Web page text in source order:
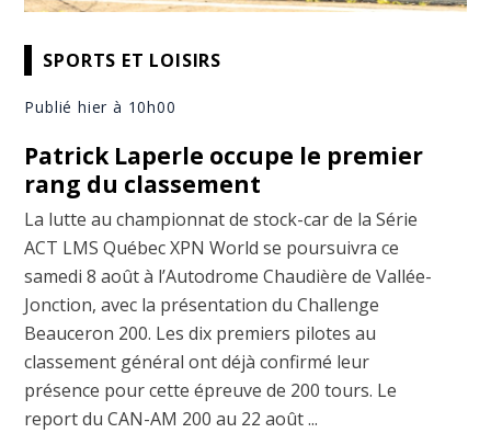
SPORTS ET LOISIRS
Publié hier à 10h00
Patrick Laperle occupe le premier
rang du classement
La lutte au championnat de stock-car de la Série
ACT LMS Québec XPN World se poursuivra ce
samedi 8 août à l’Autodrome Chaudière de Vallée-
Jonction, avec la présentation du Challenge
Beauceron 200. Les dix premiers pilotes au
classement général ont déjà confirmé leur
présence pour cette épreuve de 200 tours. Le
report du CAN-AM 200 au 22 août ...